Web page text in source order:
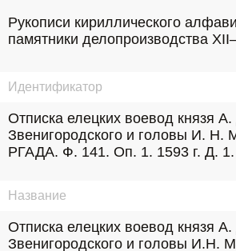
Рукописи кириллического
памятники делопроизводства
Идентификатор
Отписка елецких воевод князя А.
Звенигородского и головы И. Н.
РГАДА. Ф. 141. Оп. 1. 1593 г. Д.
Название
Отписка елецких воевод князя А.
Звенигородского и головы И.Н.